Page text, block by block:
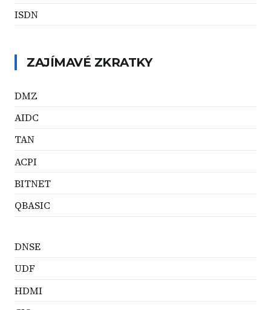
ISDN
ZAJÍMAVÉ ZKRATKY
DMZ
AIDC
TAN
ACPI
BITNET
QBASIC
DNSE
UDF
HDMI